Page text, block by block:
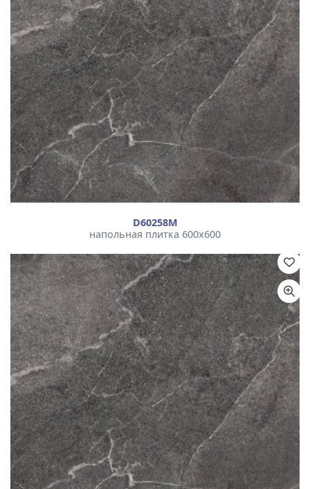
D60258М
напольная плитка 600x600